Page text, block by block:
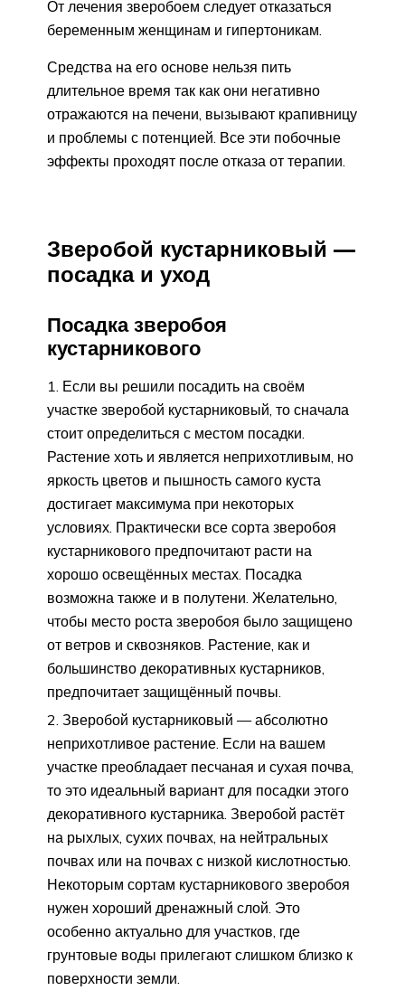
От лечения зверобоем следует отказаться
беременным женщинам и гипертоникам.
Средства на его основе нельзя пить
длительное время так как они негативно
отражаются на печени, вызывают крапивницу
и проблемы с потенцией. Все эти побочные
эффекты проходят после отказа от терапии.
Зверобой кустарниковый —
посадка и уход
Посадка зверобоя
кустарникового
Если вы решили посадить на своём
участке зверобой кустарниковый, то сначала
стоит определиться с местом посадки.
Растение хоть и является неприхотливым, но
яркость цветов и пышность самого куста
достигает максимума при некоторых
условиях. Практически все сорта зверобоя
кустарникового предпочитают расти на
хорошо освещённых местах. Посадка
возможна также и в полутени. Желательно,
чтобы место роста зверобоя было защищено
от ветров и сквозняков. Растение, как и
большинство декоративных кустарников,
предпочитает защищённый почвы.
Зверобой кустарниковый — абсолютно
неприхотливое растение. Если на вашем
участке преобладает песчаная и сухая почва,
то это идеальный вариант для посадки этого
декоративного кустарника. Зверобой растёт
на рыхлых, сухих почвах, на нейтральных
почвах или на почвах с низкой кислотностью.
Некоторым сортам кустарникового зверобоя
нужен хороший дренажный слой. Это
особенно актуально для участков, где
грунтовые воды прилегают слишком близко к
поверхности земли.